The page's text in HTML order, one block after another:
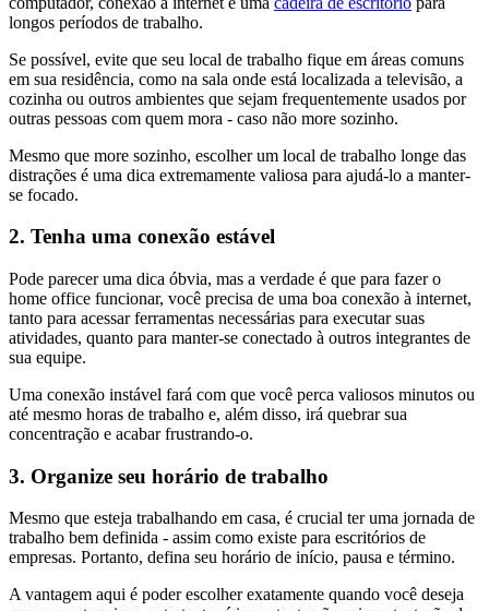
longos períodos de trabalho.
Se possível, evite que seu local de trabalho fique em áreas comuns
em sua residência, como na sala onde está localizada a televisão, a
cozinha ou outros ambientes que sejam frequentemente usados por
outras pessoas com quem mora - caso não more sozinho.
Mesmo que more sozinho, escolher um local de trabalho longe das
distrações é uma dica extremamente valiosa para ajudá-lo a manter-
se focado.
2. Tenha uma conexão estável
Pode parecer uma dica óbvia, mas a verdade é que para fazer o
home office funcionar, você precisa de uma boa conexão à internet,
tanto para acessar ferramentas necessárias para executar suas
atividades, quanto para manter-se conectado à outros integrantes de
sua equipe.
Uma conexão instável fará com que você perca valiosos minutos ou
até mesmo horas de trabalho e, além disso, irá quebrar sua
concentração e acabar frustrando-o.
3. Organize seu horário de trabalho
Mesmo que esteja trabalhando em casa, é crucial ter uma jornada de
trabalho bem definida - assim como existe para escritórios de
empresas. Portanto, defina seu horário de início, pausa e término.
A vantagem aqui é poder escolher exatamente quando você deseja